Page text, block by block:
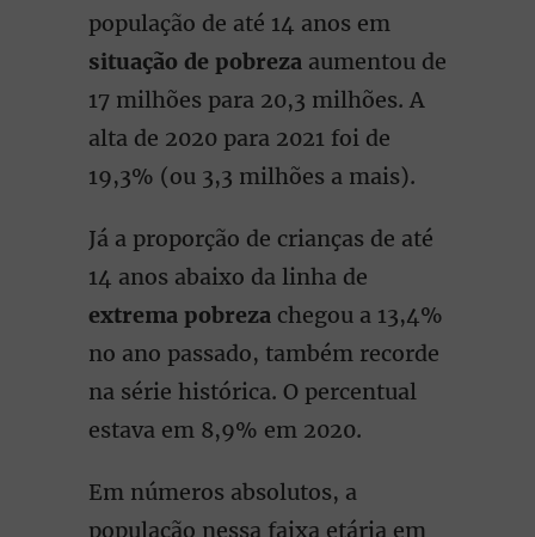
população de até 14 anos em
situação de pobreza aumentou de
17 milhões para 20,3 milhões. A
alta de 2020 para 2021 foi de
19,3% (ou 3,3 milhões a mais).
Já a proporção de crianças de até
14 anos abaixo da linha de
extrema pobreza chegou a 13,4%
no ano passado, também recorde
na série histórica. O percentual
estava em 8,9% em 2020.
Em números absolutos, a
população nessa faixa etária em